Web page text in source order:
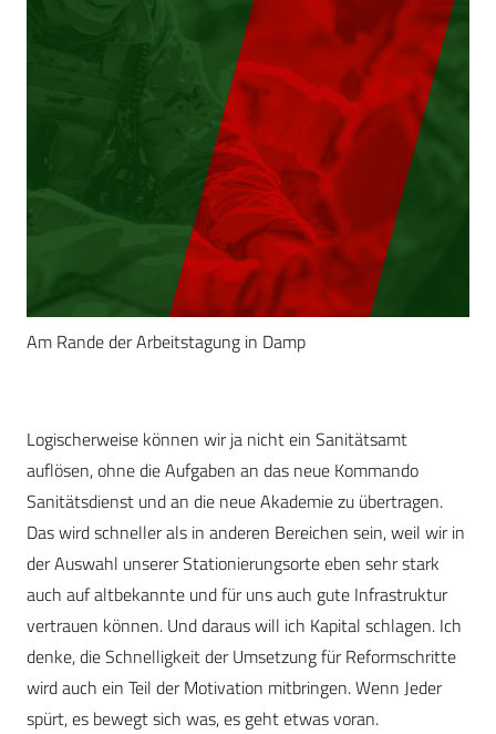
Am Rande der Arbeitstagung in Damp
Logischerweise können wir ja nicht ein Sanitätsamt
auflösen, ohne die Aufgaben an das neue Kommando
Sanitätsdienst und an die neue Akademie zu übertragen.
Das wird schneller als in anderen Bereichen sein, weil wir in
der Auswahl unserer Stationierungsorte eben sehr stark
auch auf altbekannte und für uns auch gute Infrastruktur
vertrauen können. Und daraus will ich Kapital schlagen. Ich
denke, die Schnelligkeit der Umsetzung für Reformschritte
wird auch ein Teil der Motivation mitbringen. Wenn Jeder
spürt, es bewegt sich was, es geht etwas voran.